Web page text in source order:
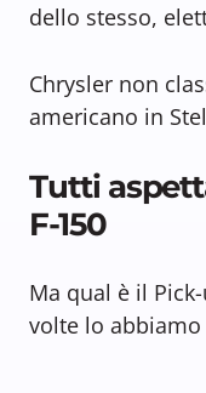
dello stesso,
Chrysler non
americano in
Tutti
F-150
Ma qual è il
volte lo